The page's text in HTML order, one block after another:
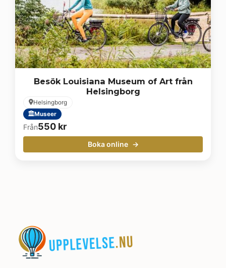
Besök Louisiana Museum of Art från
Helsingborg
Helsingborg
Museer
Från550 kr
Boka online